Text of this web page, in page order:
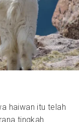
haiwan itu telah
tingkah